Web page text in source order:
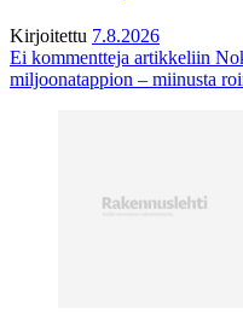
Kirjoitettu 7.8.2026
Ei kommentteja artikkeliin
miljoonatappion – miinusta